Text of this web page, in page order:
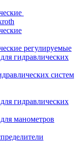
регулируемые
гидравлических
систем
гидравлических
манометров